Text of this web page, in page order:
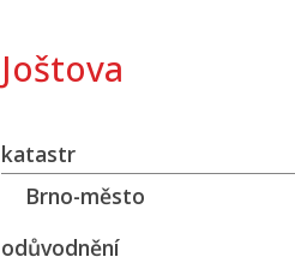
Joštova
katastr
Brno-město
odůvodnění